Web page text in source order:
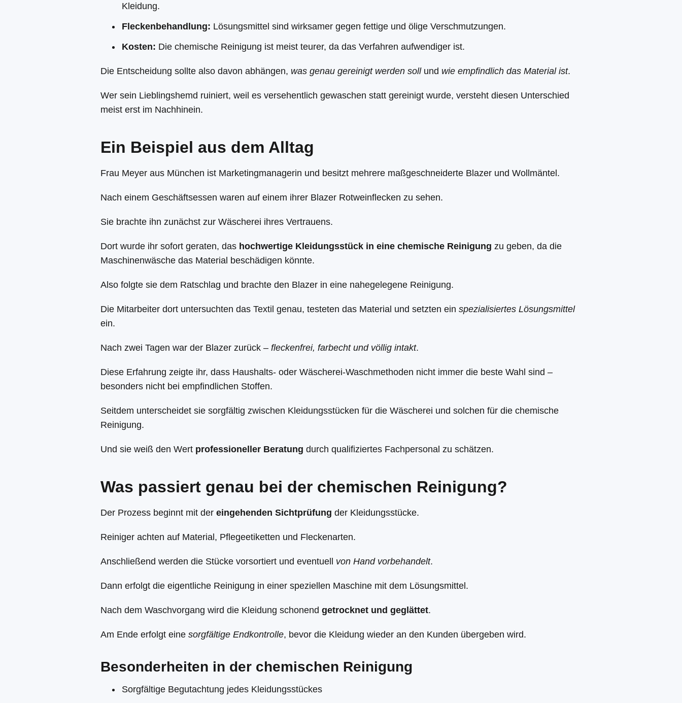
Kleidung.
Fleckenbehandlung: Lösungsmittel sind wirksamer gegen fettige und ölige Verschmutzungen.
Kosten: Die chemische Reinigung ist meist teurer, da das Verfahren aufwendiger ist.
Die Entscheidung sollte also davon abhängen, was genau gereinigt werden sollund wie empfindlich das Material ist.
Wer sein Lieblingshemd ruiniert, weil es versehentlich gewaschen statt gereinigt wurde, versteht diesen Unterschied
meist erst im Nachhinein.
Ein Beispiel aus dem Alltag
Frau Meyer aus München ist Marketingmanagerin und besitzt mehrere maßgeschneiderte Blazer und Wollmäntel.
Nach einem Geschäftsessen waren auf einem ihrer Blazer Rotweinflecken zu sehen.
Sie brachte ihn zunächst zur Wäscherei ihres Vertrauens.
Dort wurde ihr sofort geraten, das hochwertige Kleidungsstück in eine chemische Reinigung zu geben, da die
Maschinenwäsche das Material beschädigen könnte.
Also folgte sie dem Ratschlag und brachte den Blazer in eine nahegelegene Reinigung.
Die Mitarbeiter dort untersuchten das Textil genau, testeten das Material und setzten ein spezialisiertes Lösungsmittel
ein.
Nach zwei Tagen war der Blazer zurück – fleckenfrei, farbecht und völlig intakt.
Diese Erfahrung zeigte ihr, dass Haushalts- oder Wäscherei-Waschmethoden nicht immer die beste Wahl sind –
besonders nicht bei empfindlichen Stoffen.
Seitdem unterscheidet sie sorgfältig zwischen Kleidungsstücken für die Wäscherei und solchen für die chemische
Reinigung.
Und sie weiß den Wert professioneller Beratung durch qualifiziertes Fachpersonal zu schätzen.
Was passiert genau bei der chemischen Reinigung?
Der Prozess beginnt mit der eingehenden Sichtprüfung der Kleidungsstücke.
Reiniger achten auf Material, Pflegeetiketten und Fleckenarten.
Anschließend werden die Stücke vorsortiert und eventuell von Hand vorbehandelt.
Dann erfolgt die eigentliche Reinigung in einer speziellen Maschine mit dem Lösungsmittel.
Nach dem Waschvorgang wird die Kleidung schonend getrocknet und geglättet.
Am Ende erfolgt eine sorgfältige Endkontrolle, bevor die Kleidung wieder an den Kunden übergeben wird.
Besonderheiten in der chemischen Reinigung
Sorgfältige Begutachtung jedes Kleidungsstückes